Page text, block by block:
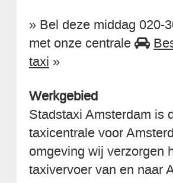
» Bel deze middag 020-
met onze centrale
taxi »
Werkgebied
Stadstaxi Amsterdam is
taxicentrale voor
omgeving wij verzorgen
taxivervoer van en naar